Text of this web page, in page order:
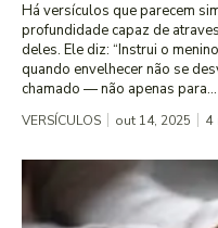
Há versículos que parecem
profundidade capaz de
deles. Ele diz: “Instrui o menino no caminho em que deve andar, e até
quando envelhecer não se desviará dele.”
chamado — não apenas para...
VERSÍCULOS out 14, 2025 4